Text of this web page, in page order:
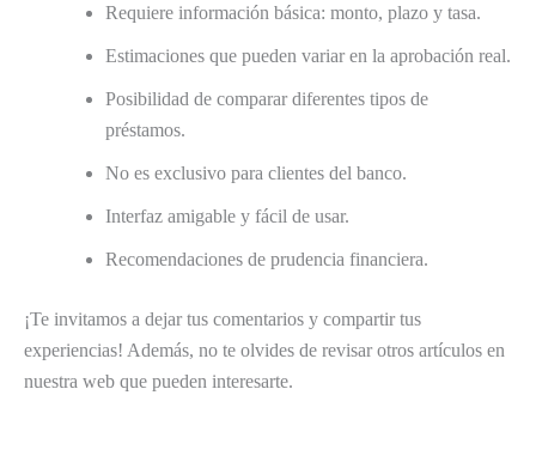
Requiere información básica: monto, plazo y tasa.
Estimaciones que pueden variar en la aprobación real.
Posibilidad de comparar diferentes tipos de
préstamos.
No es exclusivo para clientes del banco.
Interfaz amigable y fácil de usar.
Recomendaciones de prudencia financiera.
¡Te invitamos a dejar tus comentarios y compartir tus
experiencias! Además, no te olvides de revisar otros artículos en
nuestra web que pueden interesarte.